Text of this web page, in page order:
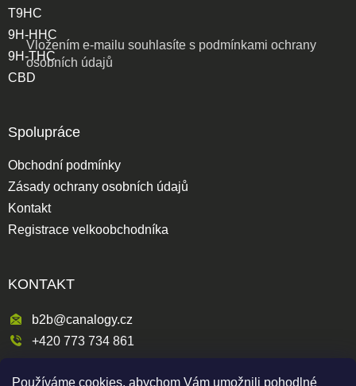
Používáme cookies, abychom Vám umožnili pohodlné
Vložením e-mailu souhlasíte s podmínkami ochrany
osobních údajů
T9HC
9H-HHC
9H-THC
CBD
Spolupráce
Obchodní podmínky
Zásady ochrany osobních údajů
Kontakt
Registrace velkoobchodníka
KONTAKT
b2b@canalogy.cz
+420 773 734 861